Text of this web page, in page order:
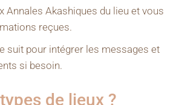
Annales Akashiques du lieu et vous
reçues.
suit pour intégrer les messages et
si besoin.
de lieux ?